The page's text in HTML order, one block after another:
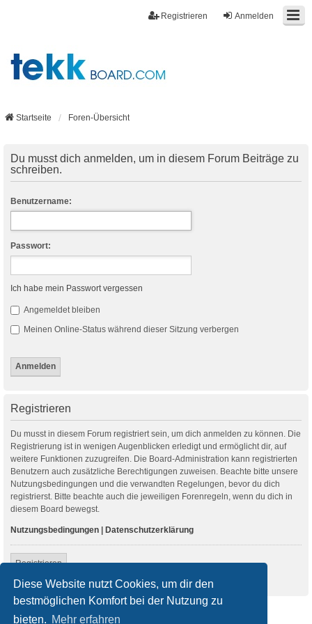
Diese Website nutzt Cookies, um dir den
bestmöglichen Komfort bei der Nutzung zu
bieten. Mehr erfahren
Anmelden
Registrieren
Startseite Foren-Übersicht
Du musst dich anmelden, um in diesem Forum Beiträge zu
schreiben.
Benutzername:
Passwort:
Ich habe mein Passwort vergessen
Angemeldet bleiben
Meinen Online-Status während dieser Sitzung verbergen
Registrieren
Du musst in diesem Forum registriert sein, um dich anmelden zu können. Die
Registrierung ist in wenigen Augenblicken erledigt und ermöglicht dir, auf
weitere Funktionen zuzugreifen. Die Board-Administration kann registrierten
Benutzern auch zusätzliche Berechtigungen zuweisen. Beachte bitte unsere
Nutzungsbedingungen und die verwandten Regelungen, bevor du dich
registrierst. Bitte beachte auch die jeweiligen Forenregeln, wenn du dich in
diesem Board bewegst.
Nutzungsbedingungen | Datenschutzerklärung
Registrieren
Startseite Foren-Übersicht